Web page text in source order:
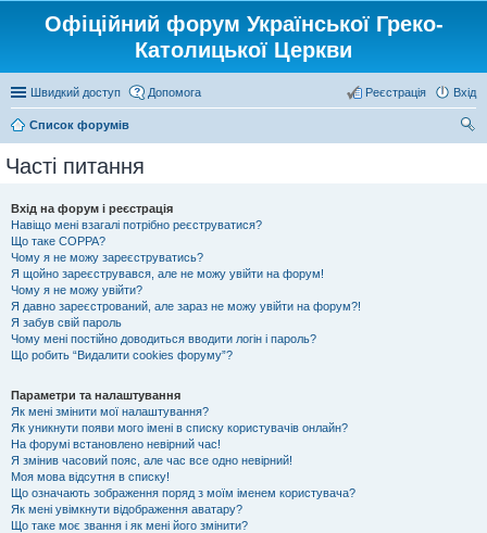
Офіційний форум Української Греко-
Католицької Церкви
Швидкий доступ Допомога Вхід
Реєстрація
Список форумів
Часті питання
Вхід на форум і реєстрація
Навіщо мені взагалі потрібно реєструватися?
Що таке COPPA?
Чому я не можу зареєструватись?
Я щойно зареєструвався, але не можу увійти на форум!
Чому я не можу увійти?
Я давно зареєстрований, але зараз не можу увійти на форум?!
Я забув свій пароль
Чому мені постійно доводиться вводити логін і пароль?
Що робить “Видалити cookies форуму”?
Параметри та налаштування
Як мені змінити мої налаштування?
Як уникнути появи мого імені в списку користувачів онлайн?
На форумі встановлено невірний час!
Я змінив часовий пояс, але час все одно невірний!
Моя мова відсутня в списку!
Що означають зображення поряд з моїм іменем користувача?
Як мені увімкнути відображення аватару?
Що таке моє звання і як мені його змінити?